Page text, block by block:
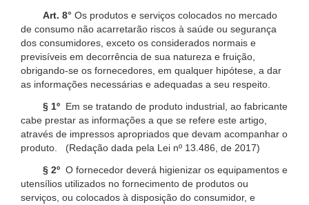
Art. 8° Os produtos e serviços colocados no mercado
de consumo não acarretarão riscos à saúde ou segurança
dos consumidores, exceto os considerados normais e
previsíveis em decorrência de sua natureza e fruição,
obrigando-se os fornecedores, em qualquer hipótese, a dar
as informações necessárias e adequadas a seu respeito.
§ 1º Em se tratando de produto industrial, ao fabricante
cabe prestar as informações a que se refere este artigo,
através de impressos apropriados que devam acompanhar o
produto. (Redação dada pela Lei nº 13.486, de 2017)
§ 2º O fornecedor deverá higienizar os equipamentos e
utensílios utilizados no fornecimento de produtos ou
serviços, ou colocados à disposição do consumidor, e